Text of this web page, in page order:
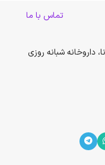
تماس با ما
داروخانه شبانه روزی